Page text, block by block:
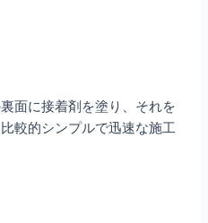
面に接着剤を塗り、それを
較的シンプルで迅速な施工